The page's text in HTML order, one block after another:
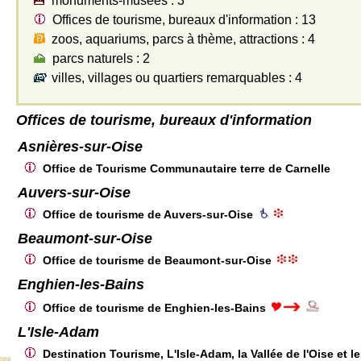
Offices de tourisme, bureaux d'information : 13
zoos, aquariums, parcs à thème, attractions : 4
parcs naturels : 2
villes, villages ou quartiers remarquables : 4
Offices de tourisme, bureaux d'information
Asnières-sur-Oise
Office de Tourisme Communautaire terre de Carnelle
Auvers-sur-Oise
Office de tourisme de Auvers-sur-Oise
Beaumont-sur-Oise
Office de tourisme de Beaumont-sur-Oise
Enghien-les-Bains
Office de tourisme de Enghien-les-Bains
L'Isle-Adam
Destination Tourisme, L'Isle-Adam, la Vallée de l'Oise et